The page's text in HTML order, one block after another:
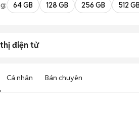
64 GB 128 GB 256 GB 512 GB
điện tử
Cá nhân Bán chuyên